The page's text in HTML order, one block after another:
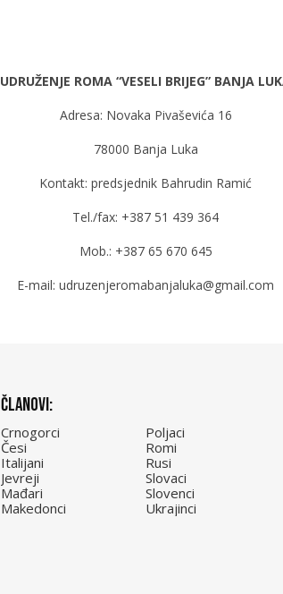
UDRUŽENJE ROMA “VESELI BRIJEG” BANJA
Adresa: Novaka Pivaševića 16
78000 Banja Luka
Kontakt: predsjednik Bahrudin Ramić
Tel./fax: +387 51 439 364
Mob.: +387 65 670 645
E-mail: udruzenjeromabanjaluka@gmail.com
Članovi:
Crnogorci
Česi
Italijani
Jevreji
Mađari
Makedonci
Poljaci
Romi
Rusi
Slovaci
Slovenci
Ukrajinci